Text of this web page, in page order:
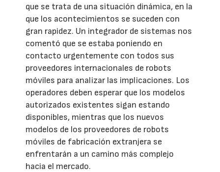
que se trata de una situación dinámica, en la
que los acontecimientos se suceden con
gran rapidez. Un integrador de sistemas nos
comentó que se estaba poniendo en
contacto urgentemente con todos sus
proveedores internacionales de robots
móviles para analizar las implicaciones. Los
operadores deben esperar que los modelos
autorizados existentes sigan estando
disponibles, mientras que los nuevos
modelos de los proveedores de robots
móviles de fabricación extranjera se
enfrentarán a un camino más complejo
hacia el mercado.